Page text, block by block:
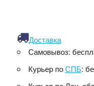
Доставка
Самовывоз:
Курьер поСПБ: